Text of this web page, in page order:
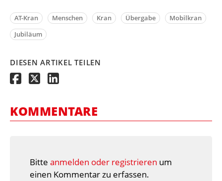
AT-Kran Menschen Kran Übergabe
Mobilkran
Jubiläum
DIESEN ARTIKEL TEILEN
KOMMENTARE
Bitte anmelden oder registrieren um
einen Kommentar zu erfassen.